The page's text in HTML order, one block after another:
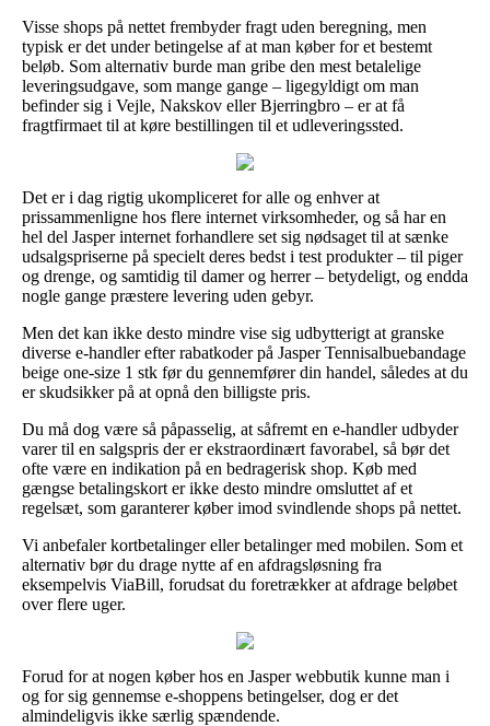
Visse shops på nettet frembyder fragt uden beregning, men
typisk er det under betingelse af at man køber for et bestemt
beløb. Som alternativ burde man gribe den mest betalelige
leveringsudgave, som mange gange – ligegyldigt om man
befinder sig i Vejle, Nakskov eller Bjerringbro – er at få
fragtfirmaet til at køre bestillingen til et udleveringssted.
Det er i dag rigtig ukompliceret for alle og enhver at
prissammenligne hos flere internet virksomheder, og så har en
hel del Jasper internet forhandlere set sig nødsaget til at sænke
udsalgspriserne på specielt deres bedst i test produkter – til piger
og drenge, og samtidig til damer og herrer – betydeligt, og endda
nogle gange præstere levering uden gebyr.
Men det kan ikke desto mindre vise sig udbytterigt at granske
diverse e-handler efter rabatkoder på Jasper Tennisalbuebandage
beige one-size 1 stk før du gennemfører din handel, således at du
er skudsikker på at opnå den billigste pris.
Du må dog være så påpasselig, at såfremt en e-handler udbyder
varer til en salgspris der er ekstraordinært favorabel, så bør det
ofte være en indikation på en bedragerisk shop. Køb med
gængse betalingskort er ikke desto mindre omsluttet af et
regelsæt, som garanterer køber imod svindlende shops på nettet.
Vi anbefaler kortbetalinger eller betalinger med mobilen. Som et
alternativ bør du drage nytte af en afdragsløsning fra
eksempelvis ViaBill, forudsat du foretrækker at afdrage beløbet
over flere uger.
Forud for at nogen køber hos en Jasper webbutik kunne man i
og for sig gennemse e-shoppens betingelser, dog er det
almindeligvis ikke særlig spændende.